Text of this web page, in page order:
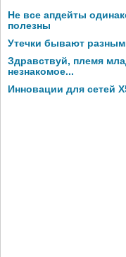
Не все апдейты
полезны
Утечки бывают
Здравствуй, племя
незнакомое...
Инновации для сетей